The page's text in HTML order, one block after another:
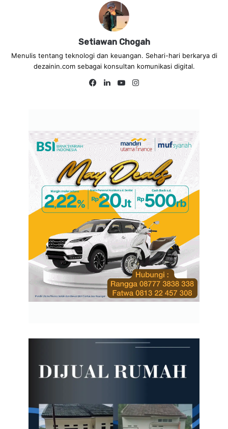
Setiawan Chogah
Menulis tentang teknologi dan keuangan. Sehari-hari berkarya di
dezainin.com sebagai konsultan komunikasi digital.
Fa
Lin
Yo